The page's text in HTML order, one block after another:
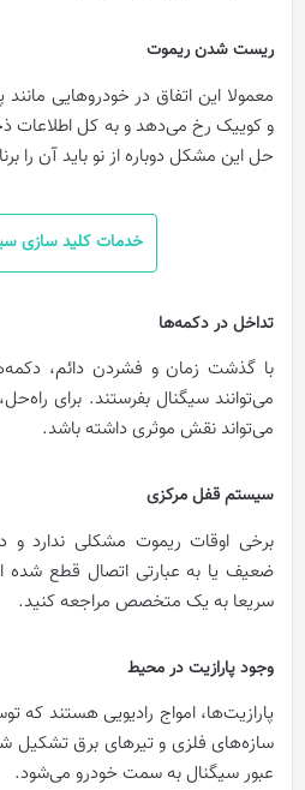
ریست شدن ریموت
و کوییک رخ می‌دهد و به کل اطلاعات
حل این مشکل دوباره از نو باید آن را
خدمات کلید سازی
تداخل در دکمه‌ها
با گذشت زمان و فشردن دائم،
می‌توانند سیگنال بفرستند. برای
می‌تواند نقش موثری داشته باشد.
سیستم قفل مرکزی
برخی اوقات ریموت مشکلی ندارد و
ضعیف یا به عبارتی اتصال قطع شده
سریعا به یک متخصص مراجعه کنید.
وجود پارازیت در محیط
پارازیت‌ها، امواج رادیویی هستند که
سازه‌های فلزی و تیرهای برق تشکیل
عبور سیگنال به سمت خودرو می‌شود.